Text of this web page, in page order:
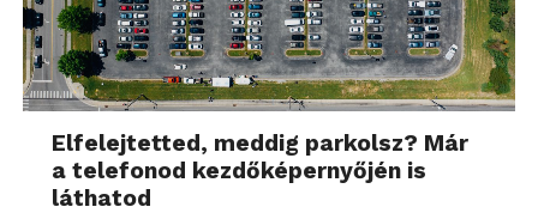
Elfelejtetted, meddig parkolsz? Már
a telefonod kezdőképernyőjén is
láthatod